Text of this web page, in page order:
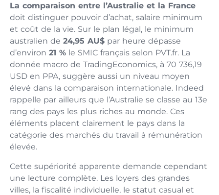
La comparaison entre l’Australie et la France
doit distinguer pouvoir d’achat, salaire minimum
et coût de la vie. Sur le plan légal, le minimum
australien de 24,95 AU$ par heure dépasse
d’environ 21 % le SMIC français selon PVT.fr. La
donnée macro de TradingEconomics, à 70 736,19
USD en PPA, suggère aussi un niveau moyen
élevé dans la comparaison internationale. Indeed
rappelle par ailleurs que l’Australie se classe au 13e
rang des pays les plus riches au monde. Ces
éléments placent clairement le pays dans la
catégorie des marchés du travail à rémunération
élevée.
Cette supériorité apparente demande cependant
une lecture complète. Les loyers des grandes
villes, la fiscalité individuelle, le statut casual et